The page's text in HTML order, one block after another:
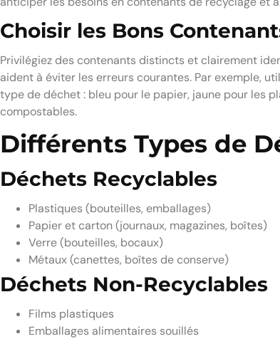
Choisir les Bons
Privilégiez des contenants distincts et clairement
aident à éviter les erreurs courantes. Par exemple,
type de déchet : bleu pour le papier, jaune pour les
compostables.
Différents Types de
Déchets Recyclables
Plastiques (bouteilles, emballages)
Papier et carton (journaux, magazines, boîtes)
Verre (bouteilles, bocaux)
Métaux (canettes, boîtes de conserve)
Déchets Non-Recyclables
Films plastiques
Emballages alimentaires souillés